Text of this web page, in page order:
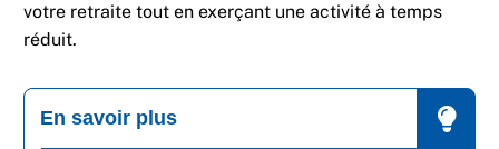
votre retraite tout en exerçant une activité à temps
réduit.
En savoir plus